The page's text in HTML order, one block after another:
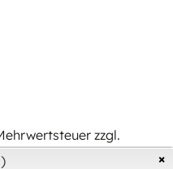
zzgl.
wenn
×